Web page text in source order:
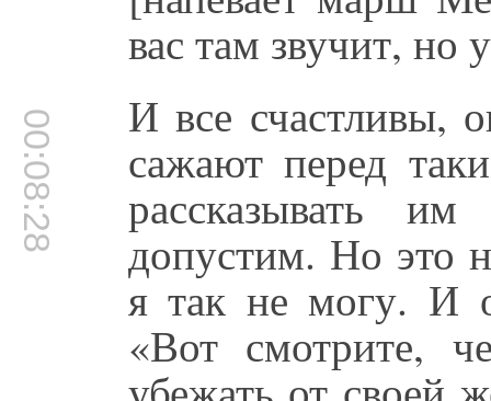
вас там звучит, но
00:08:28 И все счастливы,
сажают перед
рассказывать
допустим. Но это
я так не могу. И
«Вот смотрите,